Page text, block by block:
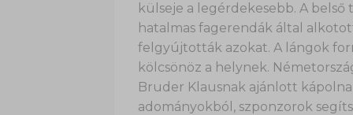
külseje a legérdekesebb. A
hatalmas fagerendák által
felgyújtották azokat. A lángok
kölcsönöz a helynek.
Bruder Klausnak ajánlott
adományokból, szponzorok